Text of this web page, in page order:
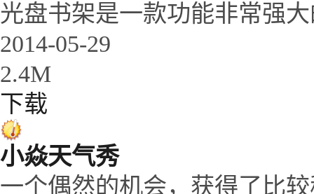
光盘书架是一款功能非常强
2014-05-29
2.4M
下载
小焱天气秀
一个偶然的机会，获得了比